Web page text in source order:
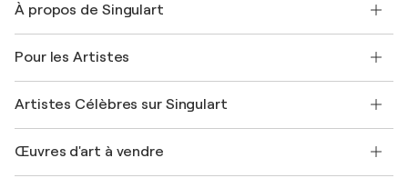
Expédition
Offrir une carte cadeau
Rejoignez notre programme commercial
Mon compte
+33 1 76 44 06 42
À propos de Singulart
FAQ
Magazine Singulart
Emplois
Découvrez une sélection d'art original
Pour les Artistes
Se connecter en tant qu'Artiste
Artistes Célèbres sur Singulart
Marc Chagall
Œuvres d'art à vendre